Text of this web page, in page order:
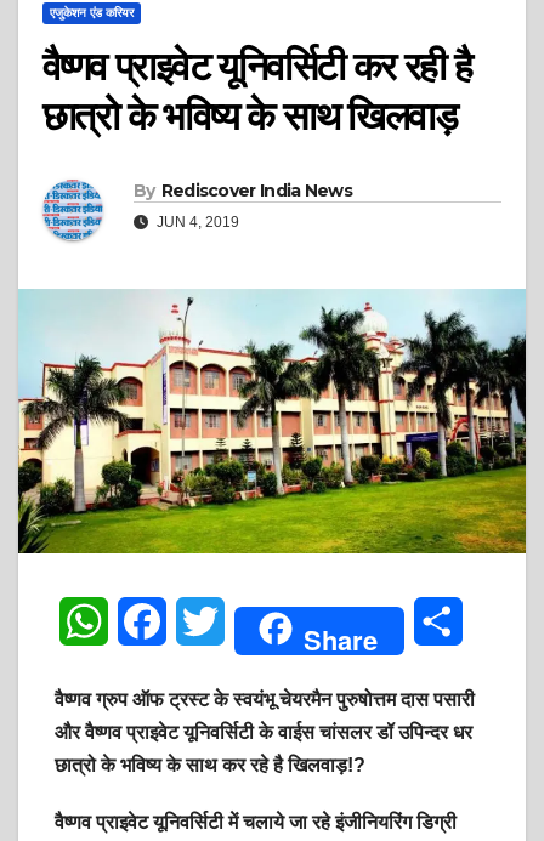
एजुकेशन एंड करियर
वैष्णव प्राइवेट यूनिवर्सिटी कर रही है
छात्रो के भविष्य के साथ खिलवाड़
By Rediscover India News
JUN 4, 2019
W
a
t
s
e
b
i
t
t
Share
वैष्णव ग्रुप ऑफ ट्रस्ट के स्वयंभू चेयरमैन पुरुषोत्तम दास पसारी
और वैष्णव प्राइवेट यूनिवर्सिटी के वाईस चांसलर डॉ उपिन्दर धर
छात्रो के भविष्य के साथ कर रहे है खिलवाड़!?
वैष्णव प्राइवेट यूनिवर्सिटी में चलाये जा रहे इंजीनियरिंग डिग्री